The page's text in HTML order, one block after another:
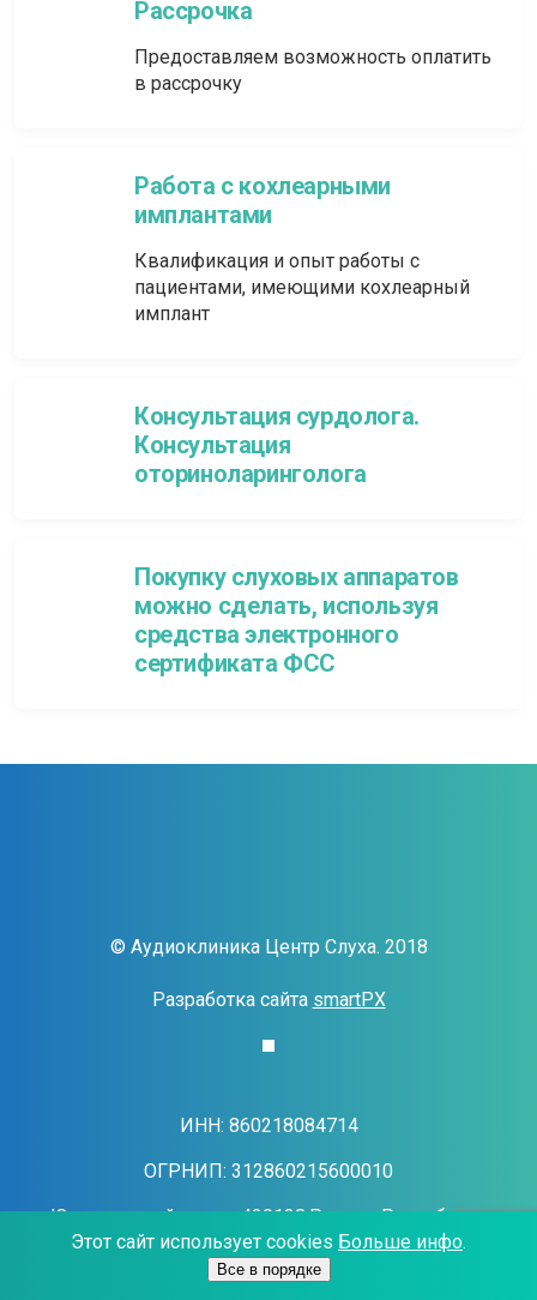
Рассрочка
Предоставляем возможность оплатить
в рассрочку
Работа с кохлеарными
имплантами
Квалификация и опыт работы с
пациентами, имеющими кохлеарный
имплант
Консультация сурдолога.
Консультация
оториноларинголога
Покупку слуховых аппаратов
можно сделать, используя
средства электронного
сертификата ФСС
© Аудиоклиника Центр Слуха. 2018
Разработка сайта smartPX
ИНН: 860218084714
ОГРНИП: 312860215600010
Юридический адрес: 420138,Россия, Республика
Татарстан, ул.Дубравная 14а, кв.178
Этот сайт использует cookies Больше инфо.
Все в порядке